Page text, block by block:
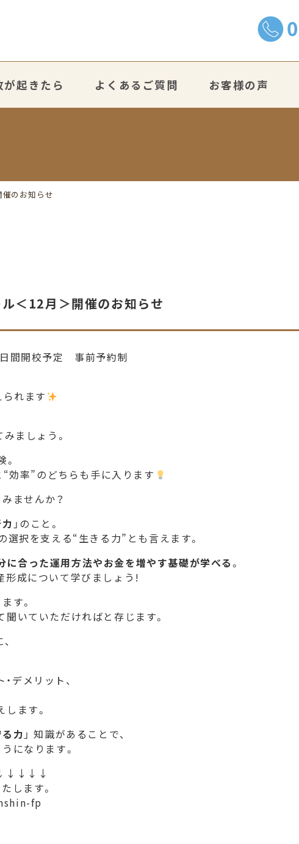
が起きたら よくあるご質問 お客様の声
のお知らせ
＜12月＞開催のお知らせ
間開校予定 事前予約制
れます
ましょう。
効率”のどちらも手に入ります
みませんか？
」のこと。
選択を支える“生きる力”とも言えます。
に合った運用方法やお金を増やす基礎が学べる。
形成について学びましょう!
す。
いていただければと存じます。
デメリット、
ます。
力 」 知識があることで、
になります。
↓↓↓↓↓
します。
fp